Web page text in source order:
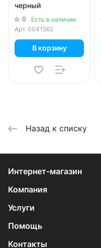
черный
0
Есть в наличии
Арт. 0041562
В корзину
Назад к списку
Интернет-магазин
Компания
Услуги
Помощь
Контакты